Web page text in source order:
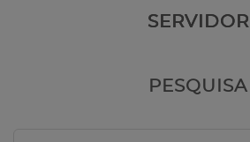
SERVIDOR
PESQUISA